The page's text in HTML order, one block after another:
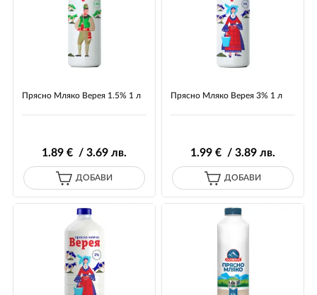
Прясно Мляко Верея 1.5% 1 л
1.89€ / 3.69лв.
ДОБАВИ
Прясно Mляко Верея 3% 1 л
1.99 € / 3.89 лв.
ДОБАВИ